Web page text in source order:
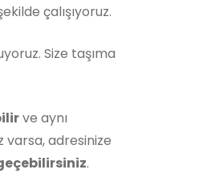
çalışıyoruz.
Size taşıma
ve aynı
varsa, adresinize
.